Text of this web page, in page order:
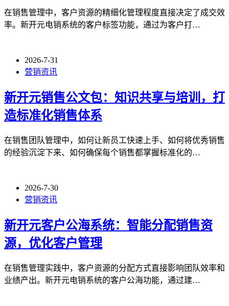
在销售管理中，客户资源的精细化管理程度直接决定了成交效
率。新开元电销系统的客户标签功能，通过为客户打…
2026-7-31
营销资讯
新开元销售公文包：知识共享与培训，打
造标准化销售体系
在销售团队管理中，如何让新员工快速上手、如何将优秀销售
的经验沉淀下来、如何确保每个销售都掌握标准化的…
2026-7-30
营销资讯
新开元客户公海系统：智能分配销售资
源，优化客户管理
在销售管理实践中，客户资源的分配方式直接影响团队效率和
业绩产出。新开元电销系统的客户公海功能，通过建…